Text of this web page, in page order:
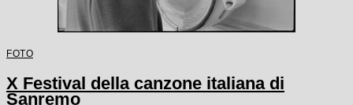
FOTO
X Festival della canzone italiana di
Sanremo